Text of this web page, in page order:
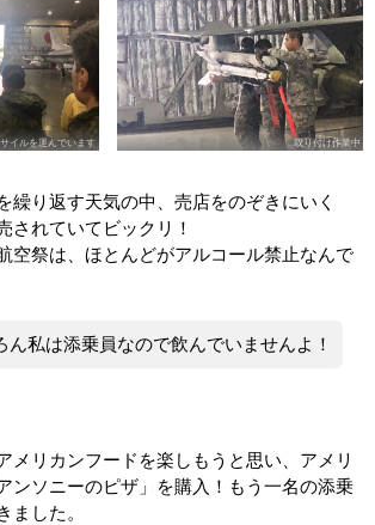
イルを運んでいます 取り付け作業中
繰り返す天気の中、売店をのぞきにいく
されていてビックリ！
空祭は、ほとんどがアルコール禁止なんで
ん私は添乗員なので飲んでいませんよ！
メリカンフードを楽しもうと思い、アメリ
ンソニーのピザ」を購入！もう一名の添乗
ました。